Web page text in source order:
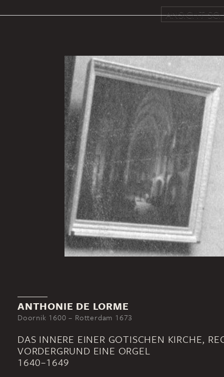
ANSICHT
ANTHONIE DE LORME
Doornik 1600 – Rotterdam 1673
DAS INNERE EINER GOTISCHEN KIRCHE,
VORDERGRUND EINE ORGEL
1640–1649